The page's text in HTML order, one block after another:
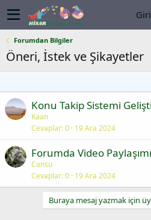
Forumdan Bilgiler
Öneri, İstek ve Şikayetler
Konu Takip Sistemi
Kaan
Cevaplar 0 19 Ara 2024
Forumda Video
Cansu
Cevaplar 0 19 Ara 2024
Buraya mesaj yazmak için